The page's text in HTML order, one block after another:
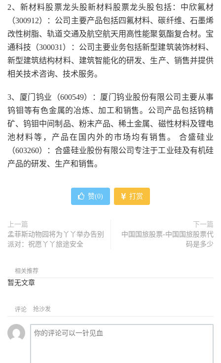
2、新材料股票龙头股新材料股票龙头股包括：中欣氟材
（300912）：公司主要产品包括四氟材料、碳纤维、石墨烯
改性树脂、轨道交通及航空航天用高性能聚氨酯复合材。宝
通科技（300031）：公司主要业务包括新型建筑装饰材料、
新型建筑结构材料、建筑智能化的研发、生产、销售并提供
相关技术咨询、技术服务。
3、厦门钨业（600549）：厦门钨业股份有限公司主要从事
钨钼等有色金属的冶炼、加工和销售。公司产品包括钨精
矿、钨钼中间制品、粉末产品、稀土金属、磁性材料及锂电
池材料等，产品在国内外的市场均有销售。 合盛硅业
（603260）：合盛硅业股份有限公司专注于工业硅及有机硅
产品的研发、生产和销售。
赞(0) 打赏
上一篇
孟菲斯动物园将为丫丫举办告别
派对：祝愿丫丫旅途安全
下一篇
中国国旅股票-中国国旅股票代
码是多少
相关推荐
暂无文章
评论 抢沙发